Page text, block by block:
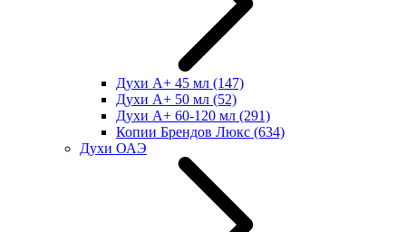
Духи А+ 45 мл (147)
Духи А+ 50 мл (52)
Духи А+ 60-120 мл (291)
Копии Брендов Люкс (634)
Духи ОАЭ